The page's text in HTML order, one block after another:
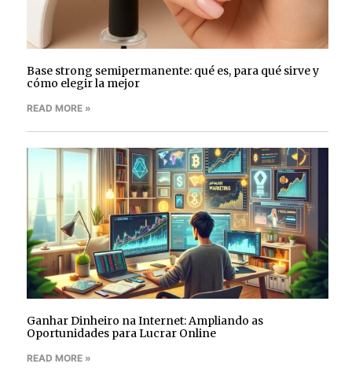
Base strong semipermanente: qué es, para qué sirve y
cómo elegir la mejor
READ MORE »
Ganhar Dinheiro na Internet: Ampliando as
Oportunidades para Lucrar Online
READ MORE »